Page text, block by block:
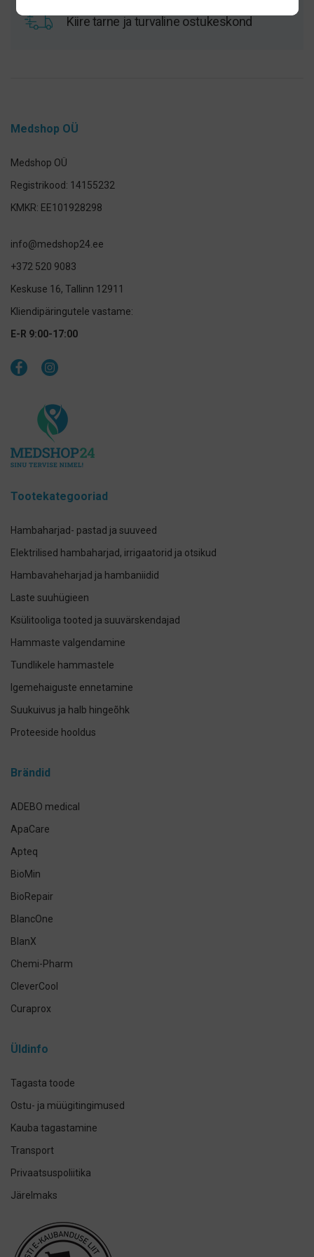
Kiire tarne ja turvaline ostukeskond
Medshop OÜ
Medshop OÜ
Registrikood: 14155232
KMKR: EE101928298
info@medshop24.ee
+372 520 9083
Keskuse 16, Tallinn 12911
Kliendipäringutele vastame:
E-R 9:00-17:00
Tootekategooriad
Hambaharjad- pastad ja suuveed
Elektrilised hambaharjad, irrigaatorid ja otsikud
Hambavaheharjad ja hambaniidid
Laste suuhügieen
Ksülitooliga tooted ja suuvärskendajad
Hammaste valgendamine
Tundlikele hammastele
Igemehaiguste ennetamine
Suukuivus ja halb hingeõhk
Proteeside hooldus
Implantaadi hooldus
Brändid
ADEBO medical
ApaCare
Apteq
BioMin
BioRepair
BlancOne
BlanX
Chemi-Pharm
CleverCool
Curaprox
Elmex
Miradent
Üldinfo
Tagasta toode
Ostu- ja müügitingimused
Kauba tagastamine
Transport
Privaatsuspoliitika
Järelmaks